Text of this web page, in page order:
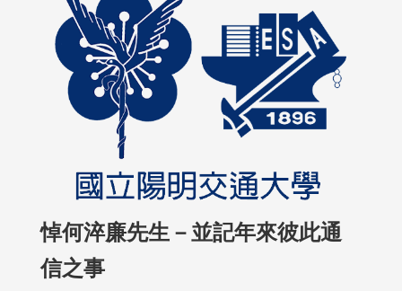
悼何淬廉先生－並記年來彼此通
信之事